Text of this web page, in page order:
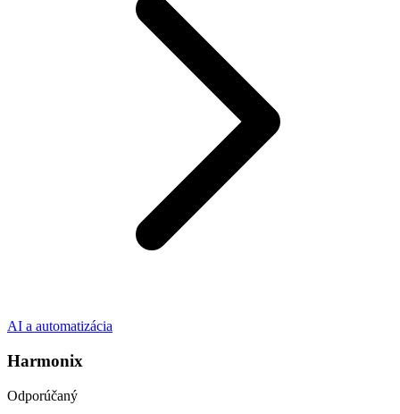
AI a automatizácia
Harmonix
Odporúčaný